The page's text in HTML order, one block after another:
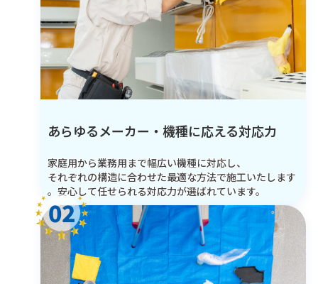
コンサルティング
エアコンクリーニング技術講習・スクール
あらゆるメーカー・機種に応える対応力
家庭用から業務用まで幅広い機種に対応し、
それぞれの構造に合わせた最適な方法で施工いたします
。安心して任せられる対応力が選ばれています。
02